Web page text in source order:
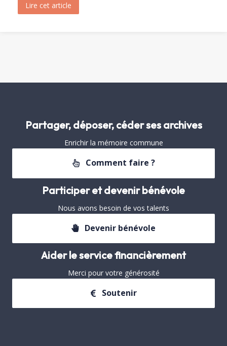
Lire cet article
Partager, déposer, céder ses archives
Enrichir la mémoire commune
Comment faire ?
Participer et devenir bénévole
Nous avons besoin de vos talents
Devenir bénévole
Aider le service financièrement
Merci pour votre générosité
Soutenir